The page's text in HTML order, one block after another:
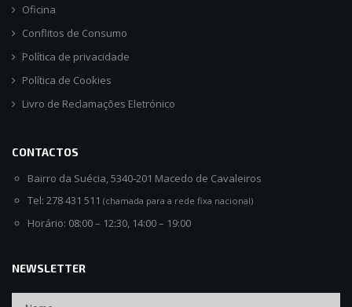
Oficina
Conflitos de Consumo
Política de privacidade
Política de Cookies
Livro de Reclamações Eletrónico
CONTACTOS
Bairro da Suécia, 5340-201 Macedo de Cavaleiros
Tel: 278 431 511 (chamada para a rede fixa nacional)
Horário: 08:00 – 12:30, 14:00 – 19:00
NEWSLETTER